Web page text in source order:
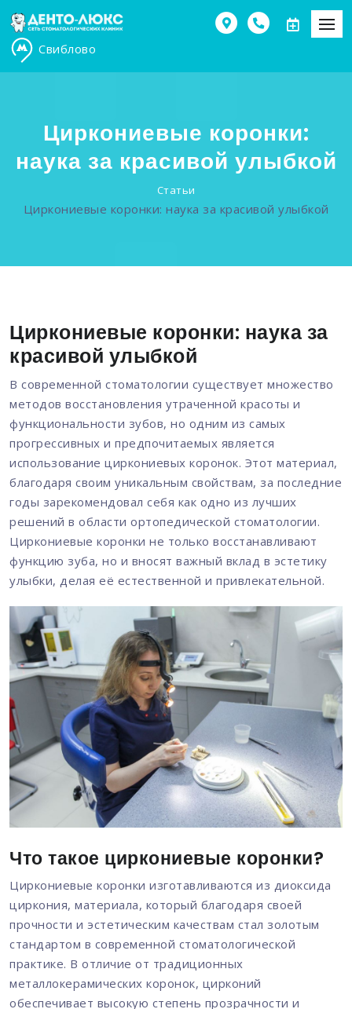
Свиблово
Циркониевые коронки:
наука за красивой улыбкой
Статьи
Циркониевые коронки: наука за красивой улыбкой
Циркониевые коронки: наука за
красивой улыбкой
В современной стоматологии существует множество
методов восстановления утраченной красоты и
функциональности зубов, но одним из самых
прогрессивных и предпочитаемых является
использование циркониевых коронок. Этот материал,
благодаря своим уникальным свойствам, за последние
годы зарекомендовал себя как одно из лучших
решений в области ортопедической стоматологии.
Циркониевые коронки не только восстанавливают
функцию зуба, но и вносят важный вклад в эстетику
улыбки, делая её естественной и привлекательной.
Что такое циркониевые коронки?
Циркониевые коронки изготавливаются из диоксида
циркония, материала, который благодаря своей
прочности и эстетическим качествам стал золотым
стандартом в современной стоматологической
практике. В отличие от традиционных
металлокерамических коронок, цирконий
обеспечивает высокую степень прозрачности и